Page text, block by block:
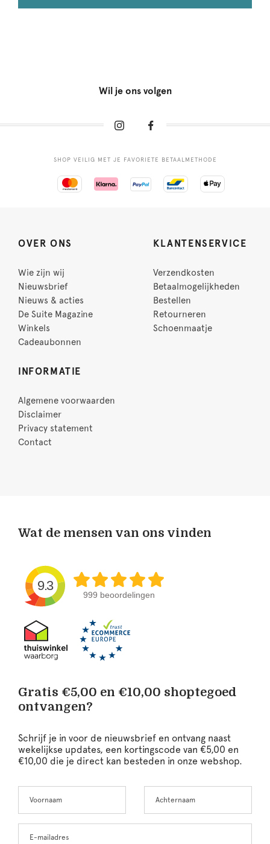
Wil je ons volgen
SHOP VEILIG MET JE FAVORIETE BETAALMETHODE
OVER ONS
Wie zijn wij
Nieuwsbrief
Nieuws & acties
De Suite Magazine
Winkels
Cadeaubonnen
KLANTENSERVICE
Verzendkosten
Betaalmogelijkheden
Bestellen
Retourneren
Schoenmaatje
INFORMATIE
Algemene voorwaarden
Disclaimer
Privacy statement
Contact
Wat de mensen van ons vinden
9.3
999 beoordelingen
Gratis €5,00 en €10,00 shoptegoed
ontvangen?
Schrijf je in voor de nieuwsbrief en ontvang naast
wekelijkse updates, een kortingscode van €5,00 en
€10,00 die je direct kan besteden in onze webshop.
this